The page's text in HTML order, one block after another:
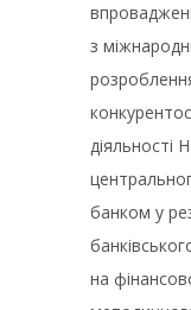
з
діяльності
банком у
на